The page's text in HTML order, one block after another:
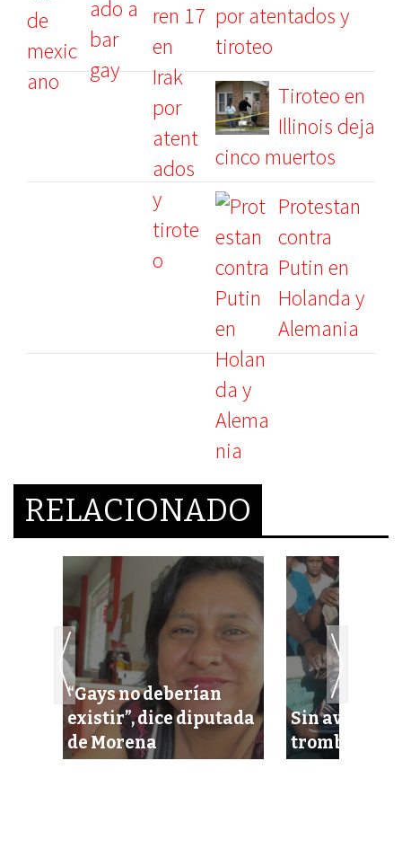
por atentados y
tiroteo
Tiroteo en
Illinois deja
cinco muertos
Protestan
contra
Putin en
Holanda y
Alemania
RELACIONADO
“Gays no deberían
existir”, dice diputada
de Morena
Sin aviso,
tromba a